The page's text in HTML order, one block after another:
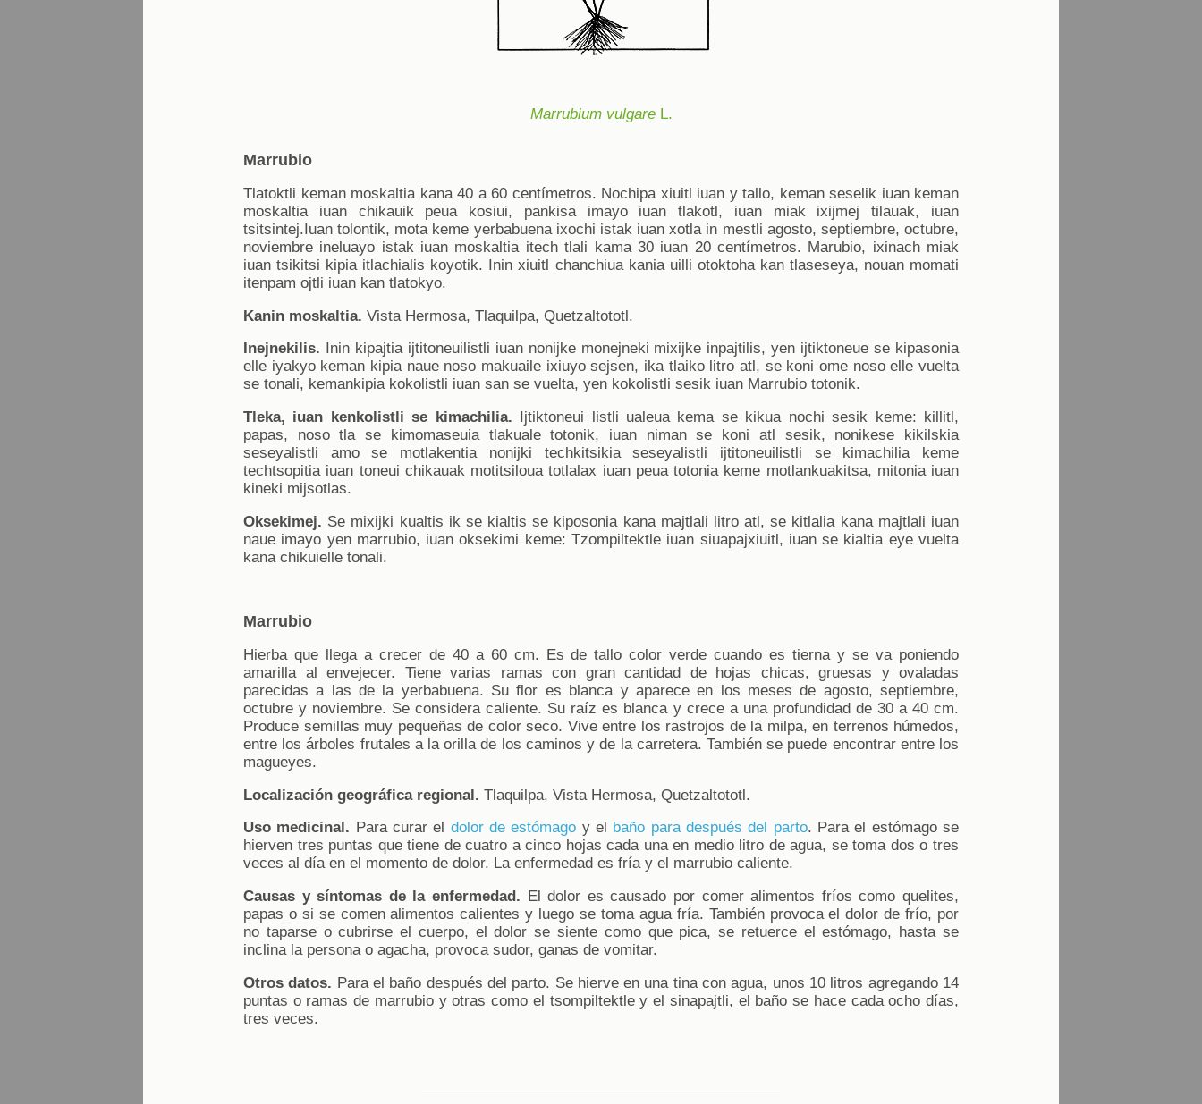
Marrubium vulgareL.
Marrubio
Tlatoktli keman moskaltia kana 40 a 60 centímetros. Nochipa xiuitl iuan y tallo, keman seselik iuan keman
moskaltia iuan chikauik peua kosiui, pankisa imayo iuan tlakotl, iuan miak ixijmej tilauak, iuan
tsitsintej.Iuan tolontik, mota keme yerbabuena ixochi istak iuan xotla in mestli agosto, septiembre, octubre,
noviembre ineluayo istak iuan moskaltia itech tlali kama 30 iuan 20 centímetros. Marubio, ixinach miak
iuan tsikitsi kipia itlachialis koyotik. Inin xiuitl chanchiua kania uilli otoktoha kan tlaseseya, nouan momati
itenpam ojtli iuan kan tlatokyo.
Kanin moskaltia. Vista Hermosa, Tlaquilpa, Quetzaltototl.
Inejnekilis. Inin kipajtia ijtitoneuilistli iuan nonijke monejneki mixijke inpajtilis, yen ijtiktoneue se kipasonia
elle iyakyo keman kipia naue noso makuaile ixiuyo sejsen, ika tlaiko litro atl, se koni ome noso elle vuelta
se tonali, kemankipia kokolistli iuan san se vuelta, yen kokolistli sesik iuan Marrubio totonik.
Tleka, iuan kenkolistli se kimachilia. Ijtiktoneui listli ualeua kema se kikua nochi sesik keme: killitl,
papas, noso tla se kimomaseuia tlakuale totonik, iuan niman se koni atl sesik, nonikese kikilskia
seseyalistli amo se motlakentia nonijki techkitsikia seseyalistli ijtitoneuilistli se kimachilia keme
techtsopitia iuan toneui chikauak motitsiloua totlalax iuan peua totonia keme motlankuakitsa, mitonia iuan
kineki mijsotlas.
Oksekimej. Se mixijki kualtis ik se kialtis se kiposonia kana majtlali litro atl, se kitlalia kana majtlali iuan
naue imayo yen marrubio, iuan oksekimi keme: Tzompiltektle iuan siuapajxiuitl, iuan se kialtia eye vuelta
kana chikuielle tonali.
Marrubio
Hierba que llega a crecer de 40 a 60 cm. Es de tallo color verde cuando es tierna y se va poniendo
amarilla al envejecer. Tiene varias ramas con gran cantidad de hojas chicas, gruesas y ovaladas
parecidas a las de la yerbabuena. Su flor es blanca y aparece en los meses de agosto, septiembre,
octubre y noviembre. Se considera caliente. Su raíz es blanca y crece a una profundidad de 30 a 40 cm.
Produce semillas muy pequeñas de color seco. Vive entre los rastrojos de la milpa, en terrenos húmedos,
entre los árboles frutales a la orilla de los caminos y de la carretera. También se puede encontrar entre los
magueyes.
Localización geográfica regional. Tlaquilpa, Vista Hermosa, Quetzaltototl.
Uso medicinal. Para curar el dolor de estómago y el baño para después del parto. Para el estómago se
hierven tres puntas que tiene de cuatro a cinco hojas cada una en medio litro de agua, se toma dos o tres
veces al día en el momento de dolor. La enfermedad es fría y el marrubio caliente.
Causas y síntomas de la enfermedad. El dolor es causado por comer alimentos fríos como quelites,
papas o si se comen alimentos calientes y luego se toma agua fría. También provoca el dolor de frío, por
no taparse o cubrirse el cuerpo, el dolor se siente como que pica, se retuerce el estómago, hasta se
inclina la persona o agacha, provoca sudor, ganas de vomitar.
Otros datos. Para el baño después del parto. Se hierve en una tina con agua, unos 10 litros agregando 14
puntas o ramas de marrubio y otras como el tsompiltektle y el sinapajtli, el baño se hace cada ocho días,
tres veces.